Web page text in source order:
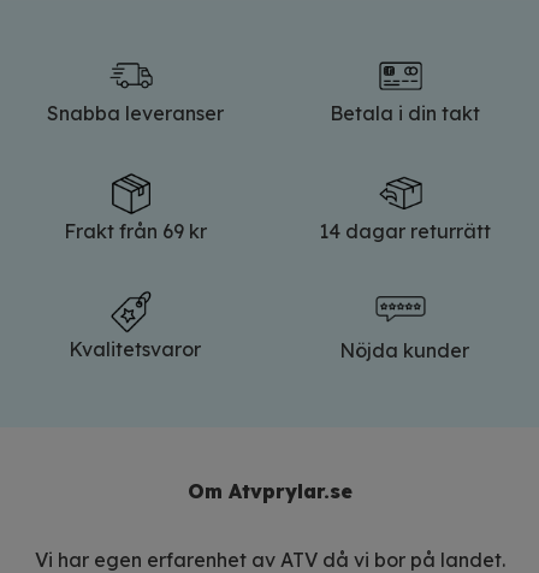
Snabba leveranser Betala i din takt
Frakt från 69 kr 14 dagar returrätt
Kvalitetsvaror Nöjda kunder
Om Atvprylar.se
Vi har egen erfarenhet av ATV då vi bor på landet.